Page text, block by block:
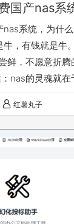
国产nas系
系统，为什
，有钱就是牛
鲜，不愿意折
nas的灵魂就在
fnosV1/
个简单介绍，
的，需要使用
红薯丸子